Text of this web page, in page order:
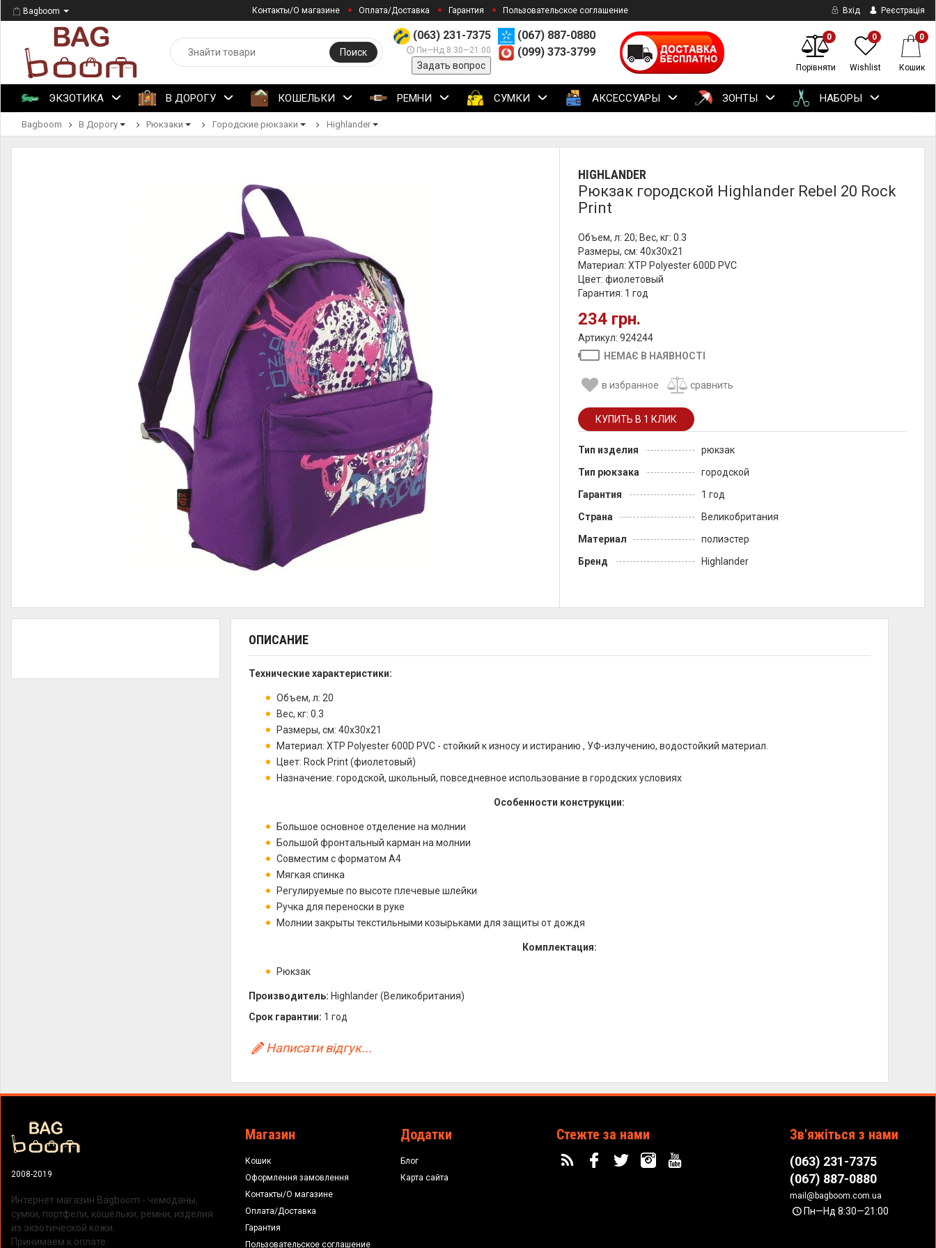
Bagboom Контакты/О магазине Оплата/Доставка Гарантия Пользовательское соглашение Вхід Реєстрація
(063) 231-7375
Пн—Нд 8:30—21:00
Задать вопрос
(067) 887-0880
(099) 373-3799
Поиск
0
Порівняти
0
Wishlist
0
Кошик
ЭКЗОТИКА В ДОРОГУ КОШЕЛЬКИ РЕМНИ СУМКИ АКСЕССУАРЫ ЗОНТЫ НАБОРЫ
Bagboom В Дорогу Рюкзаки Городские рюкзаки Highlander
HIGHLANDER
Рюкзак городской Highlander Rebel 20 Rock
Print
Объем, л: 20; Вес, кг: 0.3
Размеры, см: 40х30х21
Материал: XTP Polyester 600D PVC
Цвет: фиолетовый
Гарантия: 1 год
234 грн.
Артикул: 924244
НЕМАЄ В НАЯВНОСТІ
в избранное сравнить
Тип изделия
рюкзак
Тип рюкзака
городской
Гарантия
1 год
Страна
Великобритания
Материал
полиэстер
Бренд
Highlander
ОПИСАНИЕ
Технические характеристики:
Объем, л: 20
Вес, кг: 0.3
Размеры, см: 40х30х21
Материал: XTP Polyester 600D PVC - стойкий к износу и истиранию , УФ-излучению, водостойкий материал.
Цвет: Rock Print (фиолетовый)
Назначение: городской, школьный, повседневное использование в городских условиях
Особенности конструкции:
Большое основное отделение на молнии
Большой фронтальный карман на молнии
Совместим с форматом A4
Мягкая спинка
Регулируемые по высоте плечевые шлейки
Ручка для переноски в руке
Молнии закрыты текстильными козырьками для защиты от дождя
Комплектация:
Рюкзак
Производитель: Highlander (Великобритания)
Срок гарантии: 1 год
Написати відгук...
2008-2019
Интернет магазин Bagboom - чемоданы,
сумки, портфели, кошельки, ремни, изделия
из экзотической кожи.
Принимаем к оплате:
Магазин
Кошик
Оформлення замовлення
Контакты/О магазине
Оплата/Доставка
Гарантия
Пользовательское соглашение
Додатки
Блог
Карта сайта
Стежте за нами Зв'яжіться з нами
(063) 231-7375
(067) 887-0880
mail@bagboom.com.ua
Пн—Нд 8:30—21:00